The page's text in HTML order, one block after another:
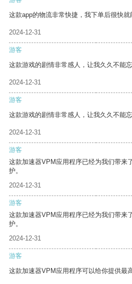
这款app的物流非常快捷，我下单后很快就
2024-12-31
游客
这款游戏的剧情非常感人，让我久久不能忘
2024-12-31
游客
这款游戏的剧情非常感人，让我久久不能忘
2024-12-31
游客
这款加速器VPM应用程序已经为我们带来
护。
2024-12-31
游客
这款加速器VPM应用程序已经为我们带来
护。
2024-12-31
游客
这款加速器VPM应用程序可以给你提供最